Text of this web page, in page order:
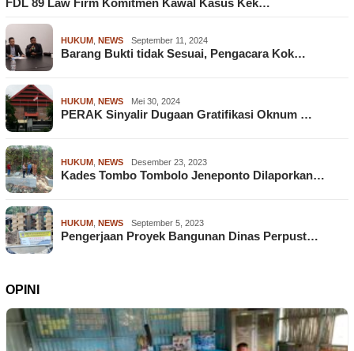
HUKUM NEWS September 11, 2024
Barang Bukti tidak Sesuai, Pengacara Kok…
HUKUM NEWS Mei 30, 2024
PERAK Sinyalir Dugaan Gratifikasi Oknum …
HUKUM NEWS Desember 23, 2023
Kades Tombo Tombolo Jeneponto Dilaporkan…
HUKUM NEWS September 5, 2023
Pengerjaan Proyek Bangunan Dinas Perpust…
OPINI